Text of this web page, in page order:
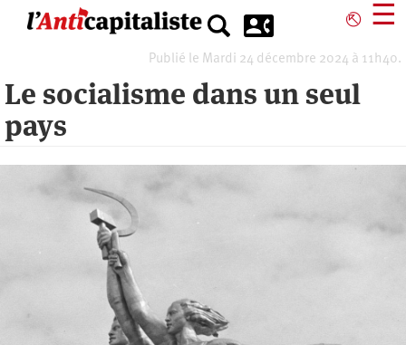
⎋ ☰
Publié le Mardi 24 décembre 2024 à 11h40.
Le socialisme dans un seul
pays